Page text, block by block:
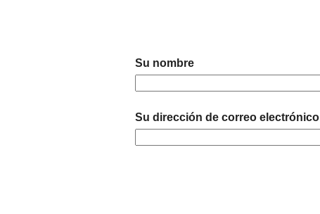
Su nombre
Su dirección de correo electrónico